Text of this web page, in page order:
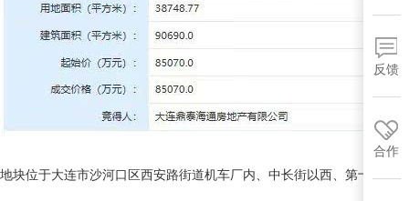
地块位于大连市沙河口区西安路街道机车厂内、中长街以西、第十三中
反馈
合作